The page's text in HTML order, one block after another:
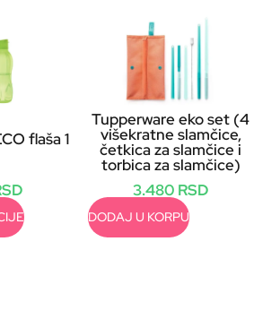
flaša 1
Tupperware eko set (4
višekratne slamčice,
četkica za slamčice i
torbica za slamčice)
3.480 RSD
DODAJ U KORPU